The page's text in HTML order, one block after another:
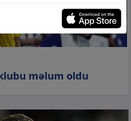
məlum oldu